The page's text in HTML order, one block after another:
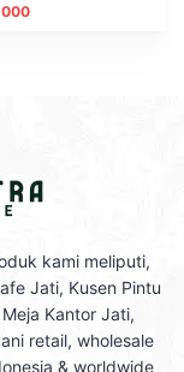
kami meliputi,
Jati, Kusen Pintu
Kantor Jati,
retail, wholesale
& worldwide